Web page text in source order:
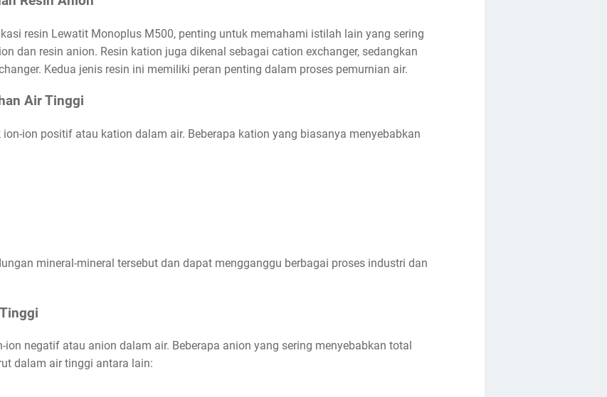
resin Lewatit Monoplus M500, penting untuk memahami istilah lain yang sering
dan resin anion. Resin kation juga dikenal sebagai cation exchanger, sedangkan
Kedua jenis resin ini memiliki peran penting dalam proses pemurnian air.
Air Tinggi
ion positif atau kation dalam air. Beberapa kation yang biasanya menyebabkan
mineral-mineral tersebut dan dapat mengganggu berbagai proses industri dan
ion negatif atau anion dalam air. Beberapa anion yang sering menyebabkan total
dalam air tinggi antara lain: